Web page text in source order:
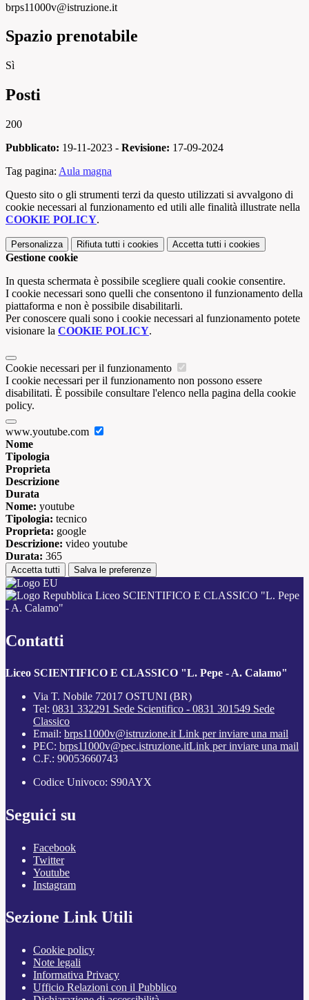
brps11000v@istruzione.it
Spazio prenotabile
Sì
Posti
200
Pubblicato: 19-11-2023 - Revisione: 17-09-2024
Tag pagina: Aula magna
Questo sito o gli strumenti terzi da questo utilizzati si avvalgono di
cookie necessari al funzionamento ed utili alle finalità illustrate nella
COOKIE POLICY.
Personalizza Rifiuta tutti i cookies Accetta tutti i cookies
Gestione cookie
In questa schermata è possibile scegliere quali cookie consentire.
I cookie necessari sono quelli che consentono il funzionamento della
piattaforma e non è possibile disabilitarli.
Per conoscere quali sono i cookie necessari al funzionamento potete
visionare la COOKIE POLICY.
Cookie necessari per il funzionamento
I cookie necessari per il funzionamento non possono essere
disabilitati. È possibile consultare l'elenco nella pagina della cookie
policy.
www.youtube.com
Nome
Tipologia
Proprieta
Descrizione
Durata
Nome: youtube
Tipologia: tecnico
Proprieta: google
Descrizione: video youtube
Durata: 365
Accetta tutti Salva le preferenze
Liceo SCIENTIFICO E CLASSICO "L. Pepe
- A. Calamo"
Contatti
Liceo SCIENTIFICO E CLASSICO "L. Pepe - A. Calamo"
Via T. Nobile 72017 OSTUNI (BR)
Tel: 0831 332291 Sede Scientifico - 0831 301549 Sede
Classico
Email: brps11000v@istruzione.itLink per inviare una mail
PEC: brps11000v@pec.istruzione.itLink per inviare una mail
C.F.: 90053660743
Codice Univoco: S90AYX
Seguici su
Facebook
Twitter
Youtube
Instagram
Sezione Link Utili
Cookie policy
Note legali
Informativa Privacy
Ufficio Relazioni con il Pubblico